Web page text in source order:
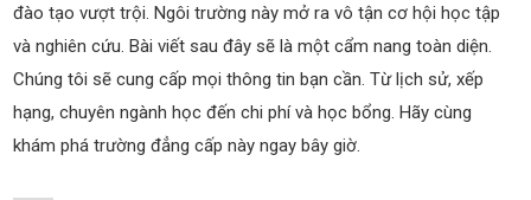
đào tạo vượt trội. Ngôi trường này mở ra vô tận cơ hội học tập
và nghiên cứu. Bài viết sau đây sẽ là một cẩm nang toàn diện.
Chúng tôi sẽ cung cấp mọi thông tin bạn cần. Từ lịch sử, xếp
hạng, chuyên ngành học đến chi phí và học bổng. Hãy cùng
khám phá trường đẳng cấp này ngay bây giờ.